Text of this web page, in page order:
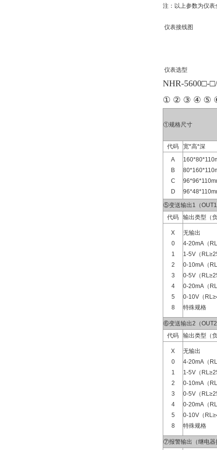
注：以上参数为仪
仪表接线图
仪表选型
NHR-5600□-
① ② ③ ④ ⑤
①规格尺寸
代码
宽*高*深
A
B
C
D
⑤变送输出1（
代码
输出类型（
X
0
1
2
3
4
5
8
无输出
4-20mA（
1-5V（
0-10mA（
0-5V（
0-20mA（
0-10V（
特殊规格
⑥变送输出2（
代码
输出类型（
X
0
1
2
3
4
5
8
无输出
4-20mA（
1-5V（
0-10mA（
0-5V（
0-20mA（
0-10V（
特殊规格
⑦报警输出（继电器